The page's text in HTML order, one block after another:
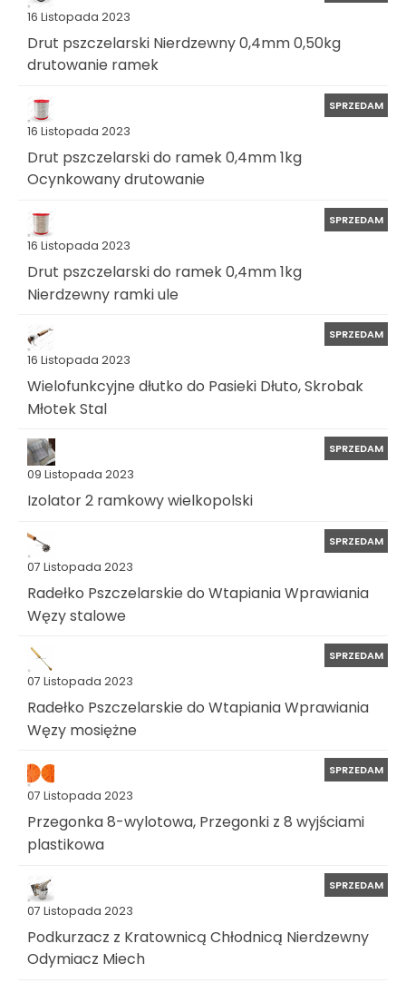
16 Listopada 2023
Drut pszczelarski Nierdzewny 0,4mm 0,50kg
drutowanie ramek
16 Listopada 2023
SPRZEDAM
Drut pszczelarski do ramek 0,4mm 1kg
Ocynkowany drutowanie
16 Listopada 2023
SPRZEDAM
Drut pszczelarski do ramek 0,4mm 1kg
Nierdzewny ramki ule
16 Listopada 2023
SPRZEDAM
Wielofunkcyjne dłutko do Pasieki Dłuto, Skrobak
Młotek Stal
09 Listopada 2023
SPRZEDAM
Izolator 2 ramkowy wielkopolski
07 Listopada 2023
SPRZEDAM
Radełko Pszczelarskie do Wtapiania Wprawiania
Węzy stalowe
07 Listopada 2023
SPRZEDAM
Radełko Pszczelarskie do Wtapiania Wprawiania
Węzy mosiężne
07 Listopada 2023
SPRZEDAM
Przegonka 8-wylotowa, Przegonki z 8 wyjściami
plastikowa
07 Listopada 2023
SPRZEDAM
Podkurzacz z Kratownicą Chłodnicą Nierdzewny
Odymiacz Miech